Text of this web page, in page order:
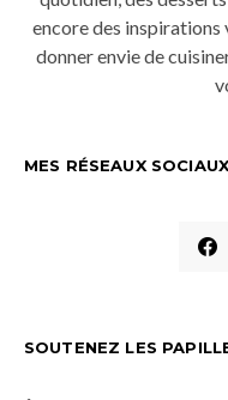
encore des
donner envie de
MES RÉSEAUX SOCIAUX
SOUTENEZ LES